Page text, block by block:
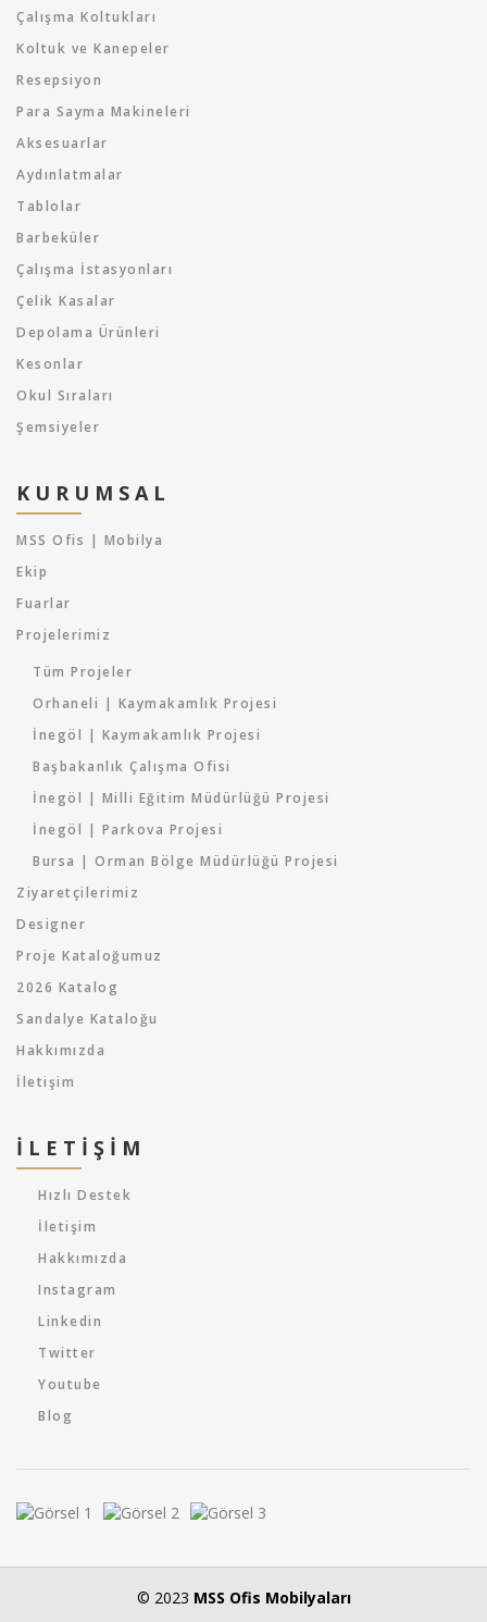
Çalışma Koltukları
Koltuk ve Kanepeler
Resepsiyon
Para Sayma Makineleri
Aksesuarlar
Aydınlatmalar
Tablolar
Barbeküler
Çalışma İstasyonları
Çelik Kasalar
Depolama Ürünleri
Kesonlar
Okul Sıraları
Şemsiyeler
KURUMSAL
MSS Ofis | Mobilya
Ekip
Fuarlar
Projelerimiz
Tüm Projeler
Orhaneli | Kaymakamlık Projesi
İnegöl | Kaymakamlık Projesi
Başbakanlık Çalışma Ofisi
İnegöl | Milli Eğitim Müdürlüğü Projesi
İnegöl | Parkova Projesi
Bursa | Orman Bölge Müdürlüğü Projesi
Ziyaretçilerimiz
Designer
Proje Kataloğumuz
2026 Katalog
Sandalye Kataloğu
Hakkımızda
İletişim
İLETIŞIM
Hızlı Destek
İletişim
Hakkımızda
Instagram
Linkedin
Twitter
Youtube
Blog
© 2023 MSS Ofis Mobilyaları